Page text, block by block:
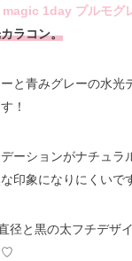
1day プルモグ
ラコン。
と青みグレーの水光
！
ーションがナチュラ
印象になりにくいで
径と黒の太フチデザ
♡